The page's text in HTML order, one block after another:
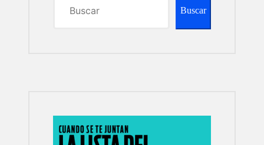
Buscar